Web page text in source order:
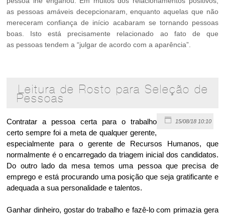
as pessoas amáveis decepcionaram, enquanto aquelas que não
mereceram confiança de início acabaram se tornando pessoas
boas. Isto está precisamente relacionado ao fato de que
as pessoas tendem a “julgar de acordo com a aparência”.
Leitura de Rosto para Seleção de
Pessoas
15/08/18 10:10
Contratar a pessoa certa para o trabalho
certo sempre foi a meta de qualquer gerente,
especialmente para o gerente de Recursos Humanos, que
normalmente é o encarregado da triagem inicial dos candidatos.
Do outro lado da mesa temos uma pessoa que precisa de
emprego e está procurando uma posição que seja gratificante e
adequada a sua personalidade e talentos.
Ganhar dinheiro, gostar do trabalho e fazê-lo com primazia gera